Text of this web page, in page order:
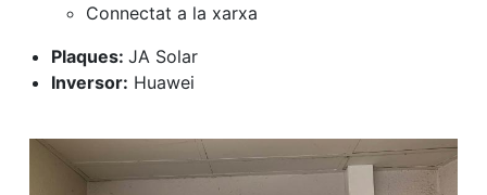
Connectat a la xarxa
Plaques: JA Solar
Inversor: Huawei